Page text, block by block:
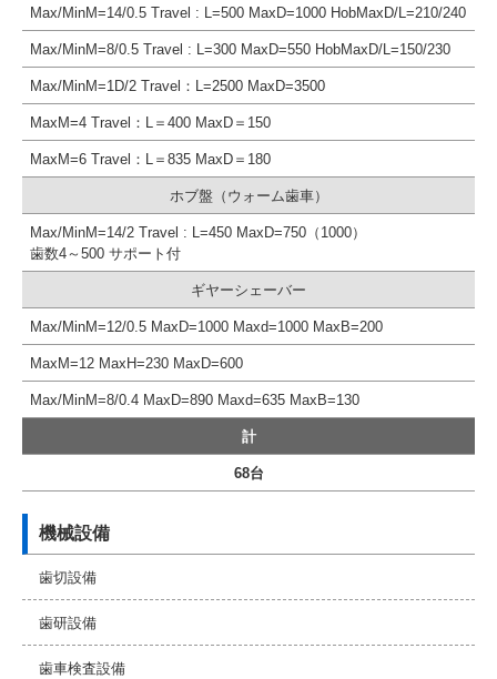
Max/MinM=14/0.5 Travel : L=500 MaxD=1000 HobMaxD/L=210/240
Max/MinM=8/0.5 Travel : L=300 MaxD=550 HobMaxD/L=150/230
Max/MinM=1D/2 Travel：L=2500 MaxD=3500
MaxM=4 Travel：L＝400 MaxD＝150
MaxM=6 Travel：L＝835 MaxD＝180
ホブ盤（ウォーム歯車）
Max/MinM=14/2 Travel : L=450 MaxD=750（1000）
歯数4～500 サポート付
ギヤーシェーバー
Max/MinM=12/0.5 MaxD=1000 Maxd=1000 MaxB=200
MaxM=12 MaxH=230 MaxD=600
Max/MinM=8/0.4 MaxD=890 Maxd=635 MaxB=130
計
68台
機械設備
歯切設備
歯研設備
歯車検査設備